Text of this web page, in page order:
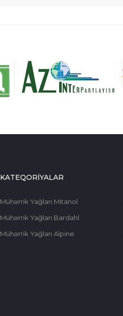
KATEQORİYALAR
Mühərrik Yağları Mitanol
Mühərrik Yağları Bardahl
Mühərrik Yağları Alpine